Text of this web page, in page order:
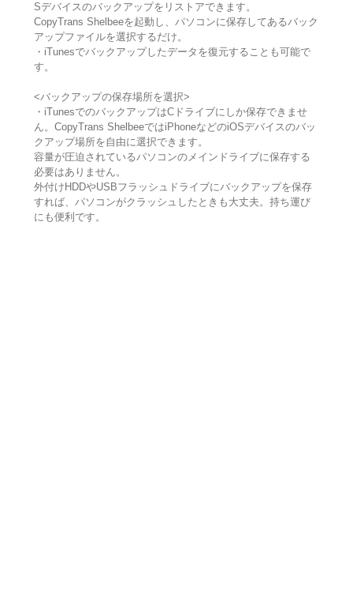
Sデバイスのバックアップをリストアできます。
CopyTrans Shelbeeを起動し、パソコンに保存してあるバック
アップファイルを選択するだけ。
・iTunesでバックアップしたデータを復元することも可能で
す。
<バックアップの保存場所を選択>
・iTunesでのバックアップはCドライブにしか保存できませ
ん。CopyTrans ShelbeeではiPhoneなどのiOSデバイスのバッ
クアップ場所を自由に選択できます。
容量が圧迫されているパソコンのメインドライブに保存する
必要はありません。
外付けHDDやUSBフラッシュドライブにバックアップを保存
すれば、パソコンがクラッシュしたときも大丈夫。持ち運び
にも便利です。